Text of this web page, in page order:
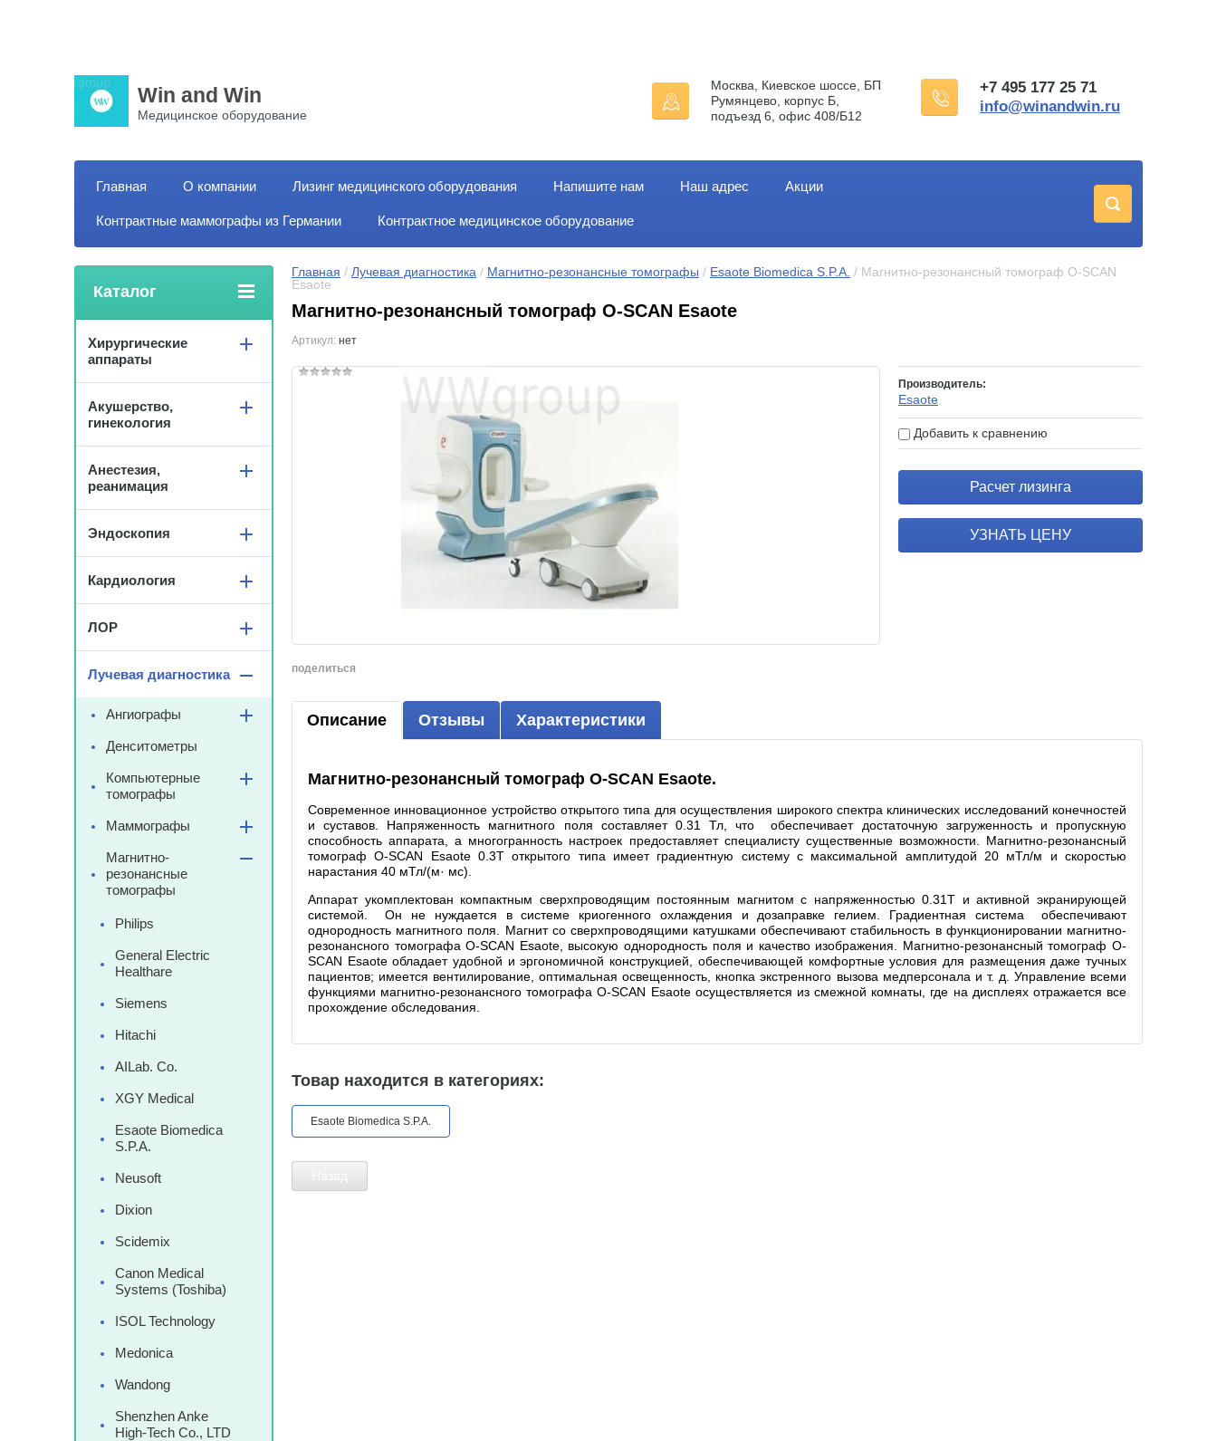
Win and Win
Медицинское оборудование
+7 495 177 25 71
info@winandwin.ru
Москва, Киевское шоссе, БП
Румянцево, корпус Б,
подъезд 6, офис 408/Б12
Главная О компании Лизинг медицинского оборудования Напишите нам Наш адрес Акции
Контрактные маммографы из Германии Контрактное медицинское оборудование
Главная / Лучевая диагностика / Магнитно-резонансные томографы / Esaote Biomedica S.P.A. / Магнитно-резонансный томограф O-SCAN
Esaote
Магнитно-резонансный томограф O-SCAN Esaote
Артикул: нет
поделиться
Производитель:
Esaote
Добавить к сравнению
Расчет лизинга
УЗНАТЬ ЦЕНУ
Описание Отзывы Характеристики
Магнитно-резонансный томограф O-SCAN Esaote.
Современное инновационное устройство открытого типа для осуществления широкого спектра клинических исследований конечностей
и суставов. Напряженность магнитного поля составляет 0.31 Тл, что обеспечивает достаточную загруженность и пропускную
способность аппарата, а многогранность настроек предоставляет специалисту существенные возможности. Магнитно-резонансный
томограф O-SCAN Esaote 0.3T открытого типа имеет градиентную систему с максимальной амплитудой 20 мТл/м и скоростью
нарастания 40 мТл/(м· мс).
Аппарат укомплектован компактным сверхпроводящим постоянным магнитом с напряженностью 0.31T и активной экранирующей
системой. Он не нуждается в системе криогенного охлаждения и дозаправке гелием. Градиентная система обеспечивают
однородность магнитного поля. Магнит со сверхпроводящими катушками обеспечивают стабильность в функционировании магнитно-
резонансного томографа O-SCAN Esaote, высокую однородность поля и качество изображения. Магнитно-резонансный томограф O-
SCAN Esaote обладает удобной и эргономичной конструкцией, обеспечивающей комфортные условия для размещения даже тучных
пациентов; имеется вентилирование, оптимальная освещенность, кнопка экстренного вызова медперсонала и т. д. Управление всеми
функциями магнитно-резонансного томографа O-SCAN Esaote осуществляется из смежной комнаты, где на дисплеях отражается все
прохождение обследования.
Товар находится в категориях:
Esaote Biomedica S.P.A.
Каталог
Хирургические
аппараты
Акушерство,
гинекология
Анестезия,
реанимация
Эндоскопия
Кардиология
ЛОР
Лучевая диагностика
Ангиографы
Денситометры
Компьютерные
томографы
Маммографы
Магнитно-
резонансные
томографы
Philips
General Electric
Healthare
Siemens
Hitachi
AILab. Co.
XGY Medical
Esaote Biomedica
S.P.A.
Neusoft
Dixion
Scidemix
Canon Medical
Systems (Toshiba)
ISOL Technology
Medonica
Wandong
Shenzhen Anke
High-Tech Co., LTD